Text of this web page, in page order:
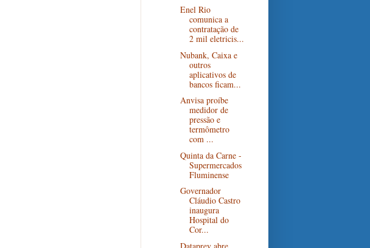
Enel Rio
comunica a
contratação de
2 mil eletricis...
Nubank, Caixa e
outros
aplicativos de
bancos ficam...
Anvisa proíbe
medidor de
pressão e
termômetro
com ...
Quinta da Carne -
Supermercados
Fluminense
Governador
Cláudio Castro
inaugura
Hospital do
Cor...
Dataprev abre